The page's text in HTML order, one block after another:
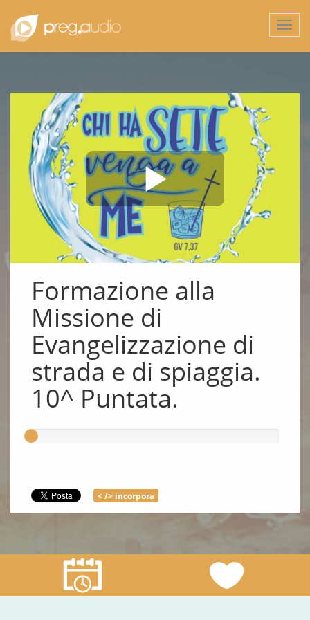
Formazione alla
Missione di
Evangelizzazione di
strada e di spiaggia.
10^ Puntata.
< /> incorpora